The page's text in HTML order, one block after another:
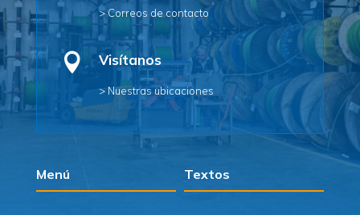
> Correos de contacto
 Visítanos
> Nuestras ubicaciones
Menú Textos